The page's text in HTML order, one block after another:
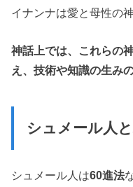
イナンナは愛と母性の神
神話上では、これらの
え、技術や知識の生み
シュメール人
シュメール人は60進法